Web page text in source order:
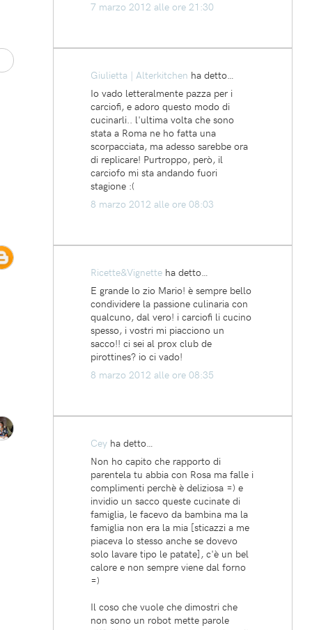
7 marzo 2012 alle ore 21:30
Giulietta | Alterkitchen ha detto…
Io vado letteralmente pazza per i
carciofi, e adoro questo modo di
cucinarli.. l'ultima volta che sono
stata a Roma ne ho fatta una
scorpacciata, ma adesso sarebbe ora
di replicare! Purtroppo, però, il
carciofo mi sta andando fuori
stagione :(
8 marzo 2012 alle ore 08:03
Ricette&Vignette ha detto…
E grande lo zio Mario! è sempre bello
condividere la passione culinaria con
qualcuno, dal vero! i carciofi li cucino
spesso, i vostri mi piacciono un
sacco!! ci sei al prox club de
pirottines? io ci vado!
8 marzo 2012 alle ore 08:35
Cey ha detto…
Non ho capito che rapporto di
parentela tu abbia con Rosa ma falle i
complimenti perchè è deliziosa =) e
invidio un sacco queste cucinate di
famiglia, le facevo da bambina ma la
famiglia non era la mia [sticazzi a me
piaceva lo stesso anche se dovevo
solo lavare tipo le patate], c'è un bel
calore e non sempre viene dal forno
=)
Il coso che vuole che dimostri che
non sono un robot mette parole